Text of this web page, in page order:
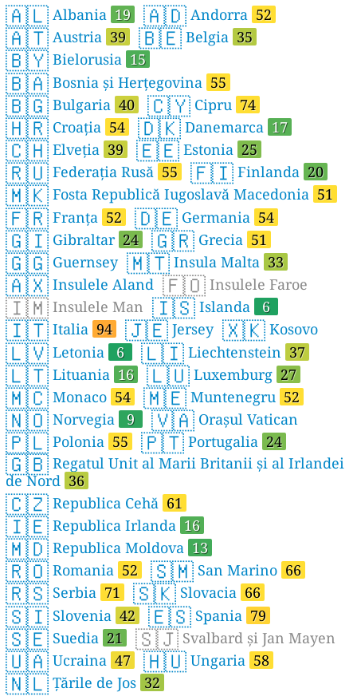
🇦🇱 Albania 19 🇦🇩 Andorra 52
🇦🇹 Austria 39 🇧🇪 Belgia 35
🇧🇾 Bielorusia 15
🇧🇦 Bosnia și Herțegovina 55
🇧🇬 Bulgaria 40 🇨🇾 Cipru 74
🇭🇷 Croația 54 🇩🇰 Danemarca 17
🇨🇭 Elveția 39 🇪🇪 Estonia 25
🇷🇺 Federația Rusă 55 🇫🇮 Finlanda 20
🇲🇰 Fosta Republică Iugoslavă Macedonia 51
🇫🇷 Franța 52 🇩🇪 Germania 54
🇬🇮 Gibraltar 24 🇬🇷 Grecia 51
🇬🇬 Guernsey 🇲🇹 Insula Malta 33
🇦🇽 Insulele Aland 🇫🇴 Insulele Faroe
🇮🇲 Insulele Man 🇮🇸 Islanda 6
🇮🇹 Italia 94 🇯🇪 Jersey 🇽🇰 Kosovo
🇱🇻 Letonia 6 🇱🇮 Liechtenstein 37
🇱🇹 Lituania 16 🇱🇺 Luxemburg 27
🇲🇨 Monaco 54 🇲🇪 Muntenegru 52
🇳🇴 Norvegia 9 🇻🇦 Orașul Vatican
🇵🇱 Polonia 55 🇵🇹 Portugalia 24
🇬🇧 Regatul Unit al Marii Britanii și al Irlandei
de Nord 36
🇨🇿 Republica Cehă 61
🇮🇪 Republica Irlanda 16
🇲🇩 Republica Moldova 13
🇷🇴 Romania 52 🇸🇲 San Marino 66
🇷🇸 Serbia 71 🇸🇰 Slovacia 66
🇸🇮 Slovenia 42 🇪🇸 Spania 79
🇸🇪 Suedia 21 🇸🇯 Svalbard și Jan Mayen
🇺🇦 Ucraina 47 🇭🇺 Ungaria 58
🇳🇱 Țările de Jos 32